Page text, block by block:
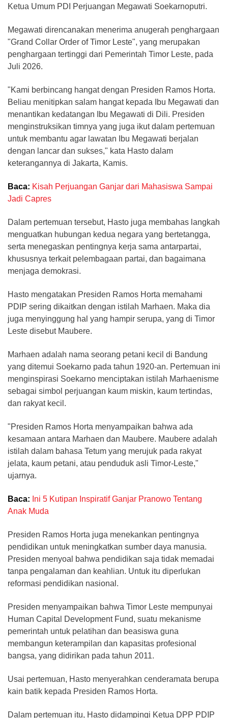
Ketua Umum PDI Perjuangan Megawati Soekarnoputri.
Megawati direncanakan menerima anugerah penghargaan
"Grand Collar Order of Timor Leste", yang merupakan
penghargaan tertinggi dari Pemerintah Timor Leste, pada
Juli 2026.
"Kami berbincang hangat dengan Presiden Ramos Horta.
Beliau menitipkan salam hangat kepada Ibu Megawati dan
menantikan kedatangan Ibu Megawati di Dili. Presiden
menginstruksikan timnya yang juga ikut dalam pertemuan
untuk membantu agar lawatan Ibu Megawati berjalan
dengan lancar dan sukses," kata Hasto dalam
keterangannya di Jakarta, Kamis.
Baca: Kisah Perjuangan Ganjar dari Mahasiswa Sampai
Jadi Capres
Dalam pertemuan tersebut, Hasto juga membahas langkah
menguatkan hubungan kedua negara yang bertetangga,
serta menegaskan pentingnya kerja sama antarpartai,
khususnya terkait pelembagaan partai, dan bagaimana
menjaga demokrasi.
Hasto mengatakan Presiden Ramos Horta memahami
PDIP sering dikaitkan dengan istilah Marhaen. Maka dia
juga menyinggung hal yang hampir serupa, yang di Timor
Leste disebut Maubere.
Marhaen adalah nama seorang petani kecil di Bandung
yang ditemui Soekarno pada tahun 1920-an. Pertemuan ini
menginspirasi Soekarno menciptakan istilah Marhaenisme
sebagai simbol perjuangan kaum miskin, kaum tertindas,
dan rakyat kecil.
"Presiden Ramos Horta menyampaikan bahwa ada
kesamaan antara Marhaen dan Maubere. Maubere adalah
istilah dalam bahasa Tetum yang merujuk pada rakyat
jelata, kaum petani, atau penduduk asli Timor-Leste,"
ujarnya.
Baca: Ini 5 Kutipan Inspiratif Ganjar Pranowo Tentang
Anak Muda
Presiden Ramos Horta juga menekankan pentingnya
pendidikan untuk meningkatkan sumber daya manusia.
Presiden menyoal bahwa pendidikan saja tidak memadai
tanpa pengalaman dan keahlian. Untuk itu diperlukan
reformasi pendidikan nasional.
Presiden menyampaikan bahwa Timor Leste mempunyai
Human Capital Development Fund, suatu mekanisme
pemerintah untuk pelatihan dan beasiswa guna
membangun keterampilan dan kapasitas profesional
bangsa, yang didirikan pada tahun 2011.
Usai pertemuan, Hasto menyerahkan cenderamata berupa
kain batik kepada Presiden Ramos Horta.
Dalam pertemuan itu, Hasto didampingi Ketua DPP PDIP